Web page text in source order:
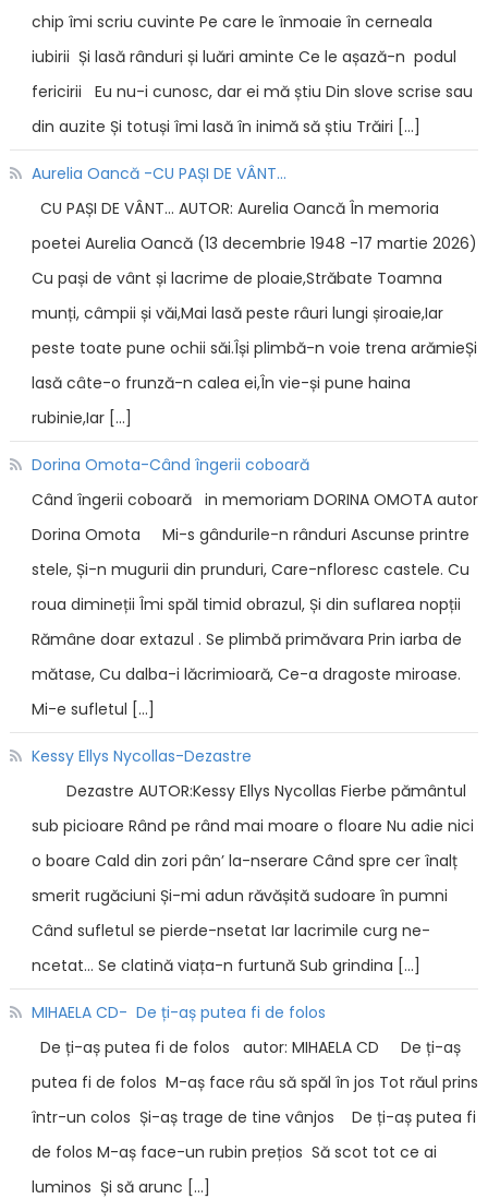
chip îmi scriu cuvinte Pe care le înmoaie în cerneala
iubirii Și lasă rânduri și luări aminte Ce le așază-n podul
fericirii Eu nu-i cunosc, dar ei mă știu Din slove scrise sau
din auzite Și totuși îmi lasă în inimă să știu Trăiri […]
Aurelia Oancă -CU PAȘI DE VÂNT…
CU PAȘI DE VÂNT… AUTOR: Aurelia Oancă În memoria
poetei Aurelia Oancă (13 decembrie 1948 -17 martie 2026)
Cu pași de vânt și lacrime de ploaie,Străbate Toamna
munți, câmpii și văi,Mai lasă peste râuri lungi șiroaie,Iar
peste toate pune ochii săi.Își plimbă-n voie trena arămieȘi
lasă câte-o frunză-n calea ei,În vie-și pune haina
rubinie,Iar […]
Dorina Omota-Când îngerii coboară
Când îngerii coboară in memoriam DORINA OMOTA autor
Dorina Omota Mi-s gândurile-n rânduri Ascunse printre
stele, Și-n mugurii din prunduri, Care-nfloresc castele. Cu
roua dimineții Îmi spăl timid obrazul, Și din suflarea nopții
Rămâne doar extazul . Se plimbă primăvara Prin iarba de
mătase, Cu dalba-i lăcrimioară, Ce-a dragoste miroase.
Mi-e sufletul […]
Kessy Ellys Nycollas-Dezastre
Dezastre AUTOR:Kessy Ellys Nycollas Fierbe pământul
sub picioare Rând pe rând mai moare o floare Nu adie nici
o boare Cald din zori pân’ la-nserare Când spre cer înalț
smerit rugăciuni Și-mi adun răvășită sudoare în pumni
Când sufletul se pierde-nsetat Iar lacrimile curg ne-
ncetat… Se clatină viața-n furtună Sub grindina […]
MIHAELA CD- De ți-aș putea fi de folos
De ți-aș putea fi de folos autor: MIHAELA CD De ți-aș
putea fi de folos M-aș face râu să spăl în jos Tot răul prins
într-un colos Și-aș trage de tine vânjos De ți-aș putea fi
de folos M-aș face-un rubin prețios Să scot tot ce ai
luminos Și să arunc […]